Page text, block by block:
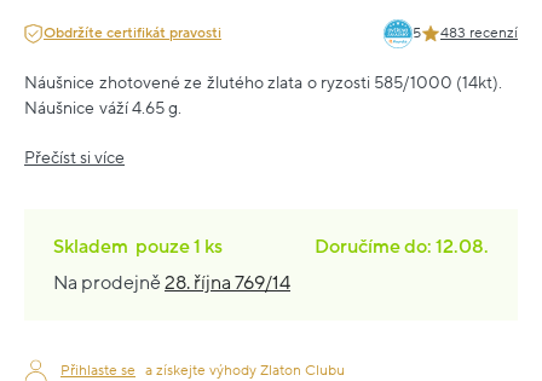
Obdržíte certifikát pravosti 5 483 recenzí
Náušnice zhotovené ze žlutého zlata o ryzosti 585/1000 (14kt).
Náušnice váží 4.65 g.
Přečíst si více
Skladem pouze1 ks
Doručíme do: 12.08.
Na prodejně28. října 769/14
Přihlaste se a získejte výhody Zlaton Clubu